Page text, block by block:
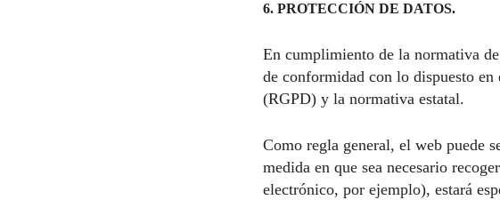
6. PROTECCIÓN DE DATOS.
En cumplimiento de la normativa
de conformidad con lo dispuesto
(RGPD) y la normativa estatal.
Como regla general, el web puede
medida en que sea necesario
electrónico, por ejemplo), estará